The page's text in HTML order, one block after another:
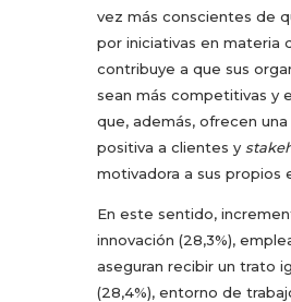
vez más conscientes de
por iniciativas en materia
contribuye a que sus
sean más competitivas y
que, además, ofrecen
positiva a clientes y
motivadora a sus propios
En este sentido,
innovación (28,3%),
aseguran recibir un trato
(28,4%), entorno de